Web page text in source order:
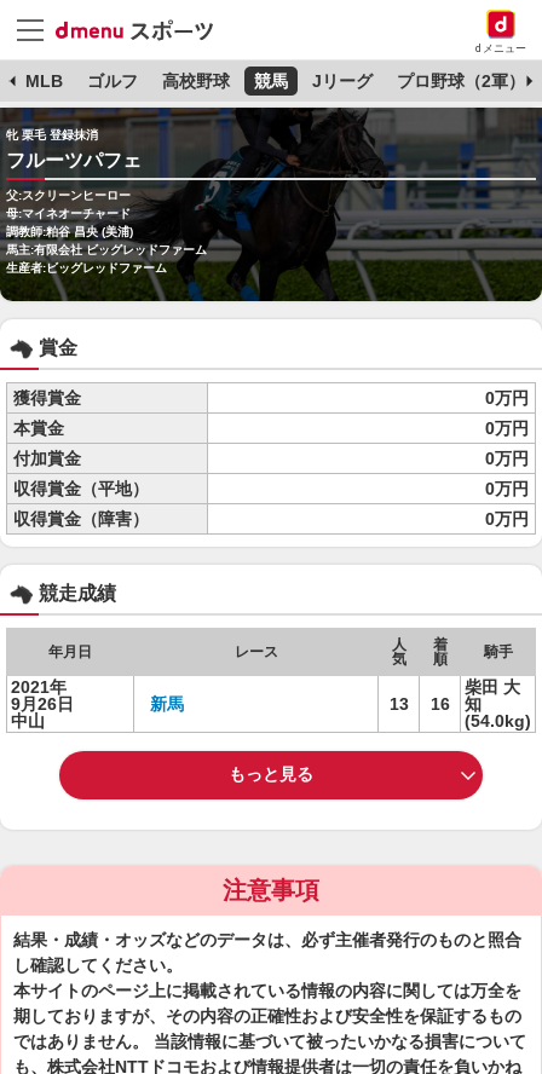
dメニュー
MLB ゴルフ 高校野球 競馬 Jリーグ プロ野球（2軍）
牝 栗毛 登録抹消
フルーツパフェ
父:スクリーンヒーロー
母:マイネオーチャード
調教師:粕谷 昌央 (美浦)
馬主:有限会社 ビッグレッドファーム
生産者:ビッグレッドファーム
賞金
獲得賞金
0万円
本賞金
0万円
付加賞金
0万円
収得賞金（平地）
0万円
収得賞金（障害）
0万円
競走成績
年月日 レース
人
気
着
順
騎手
2021年
9月26日
中山
新馬 13 16
柴田 大
知
(54.0kg)
もっと見る
注意事項
結果・成績・オッズなどのデータは、必ず主催者発行のものと照合
し確認してください。
本サイトのページ上に掲載されている情報の内容に関しては万全を
期しておりますが、その内容の正確性および安全性を保証するもの
ではありません。 当該情報に基づいて被ったいかなる損害について
も、株式会社NTTドコモおよび情報提供者は一切の責任を負いかね